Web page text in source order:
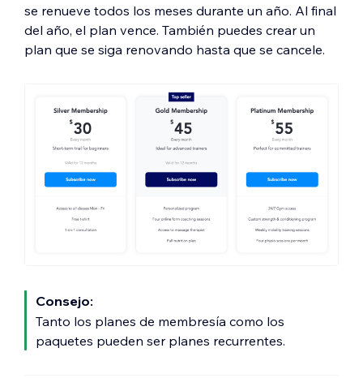
se renueve todos los meses durante un año. Al final
del año, el plan vence. También puedes crear un
plan que se siga renovando hasta que se cancele.
Consejo:
Tanto los planes de membresía como los
paquetes pueden ser planes recurrentes.